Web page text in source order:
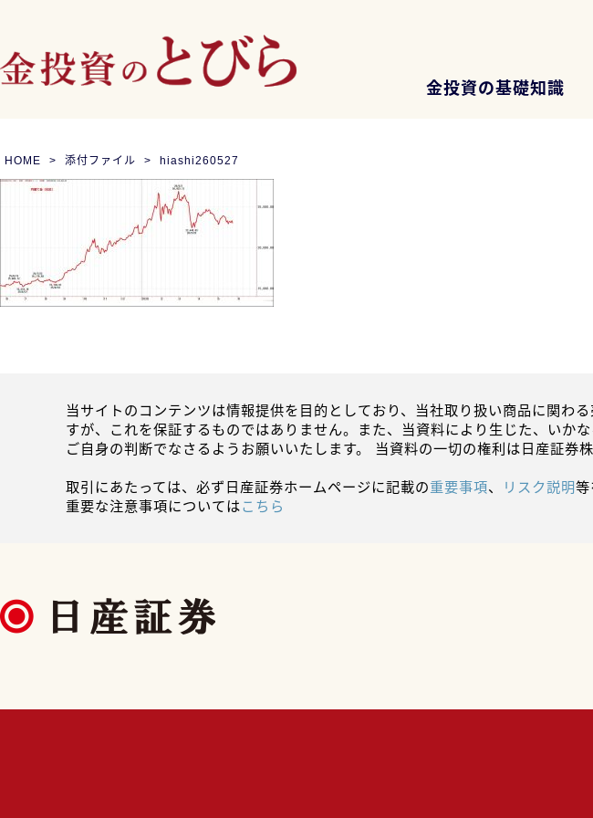
金投資の基礎知識
HOME 添付ファイル hiashi260527
当サイトのコンテンツは情報提供を目的としており、当社取り扱い商品に関わ
すが、これを保証するものではありません。また、当資料により生じた、いか
ご自身の判断でなさるようお願いいたします。 当資料の一切の権利は日産証券
取引にあたっては、必ず日産証券ホームページに記載の重要事項、 リスク説明等
重要な注意事項についてはこちら